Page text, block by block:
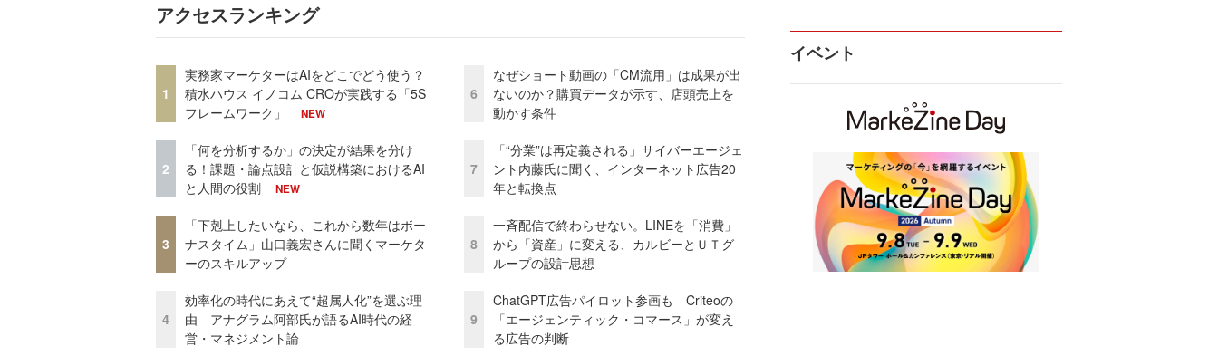
アクセスランキング
1
実務家マーケターはAIをどこでどう使う？
積水ハウス イノコム CROが実践する「5S
フレームワーク」
NEW
2
「何を分析するか」の決定が結果を分け
る！課題・論点設計と仮説構築におけるAI
と人間の役割
NEW
3
「下剋上したいなら、これから数年はボー
ナスタイム」山口義宏さんに聞くマーケタ
ーのスキルアップ
4
効率化の時代にあえて“超属人化”を選ぶ理
由 アナグラム阿部氏が語るAI時代の経
営・マネジメント論
6
なぜショート動画の「CM流用」は成果が出
ないのか？購買データが示す、店頭売上を
動かす条件
7
「“分業”は再定義される」サイバーエージェ
ント内藤氏に聞く、インターネット広告20
年と転換点
8
一斉配信で終わらせない。LINEを「消費」
から「資産」に変える、カルビーとＵＴグ
ループの設計思想
9
ChatGPT広告パイロット参画も Criteoの
「エージェンティック・コマース」が変え
る広告の判断
イベント